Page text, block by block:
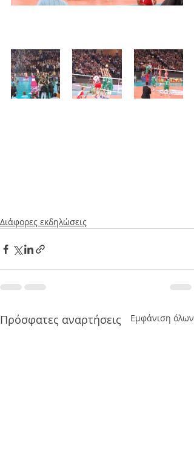
Διάφορες εκδηλώσεις
Πρόσφατες αναρτήσεις Εμφάνιση όλων